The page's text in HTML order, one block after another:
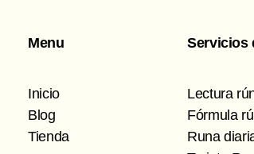
Menu Servicios
Inicio
Blog
Tienda
Lectura
Fórmula
Runa